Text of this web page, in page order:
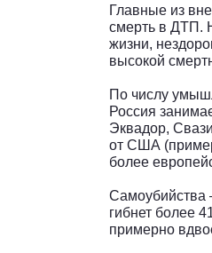
Главные из
смерть в ДТП.
жизни,
высокой
По числу
Россия
Эквадор,
от США
более
Самоубийства
гибнет более
примерно